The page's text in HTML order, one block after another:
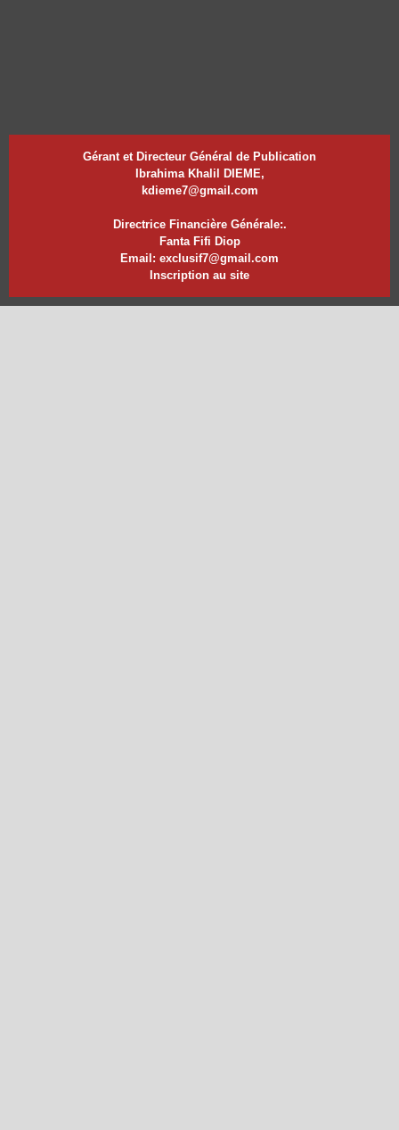
Gérant et Directeur Général de Publication
Ibrahima Khalil DIEME,
kdieme7@gmail.com
Directrice Financière Générale:.
Fanta Fifi Diop
Email: exclusif7@gmail.com
Inscription au site